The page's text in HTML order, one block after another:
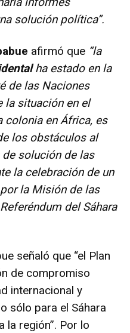
solución política”.
afirmó que “la
ha estado en la
de las Naciones
la situación en el
colonia en África, es
los obstáculos al
solución de las
la celebración de un
la Misión de las
del Sáhara
señaló que “el Plan
de compromiso
internacional y
sólo para el Sáhara
la región”. Por lo